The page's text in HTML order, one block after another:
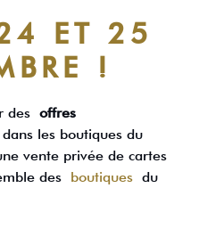
ET 25
!
des offres
les boutiques du
vente privée de cartes
des boutiques du